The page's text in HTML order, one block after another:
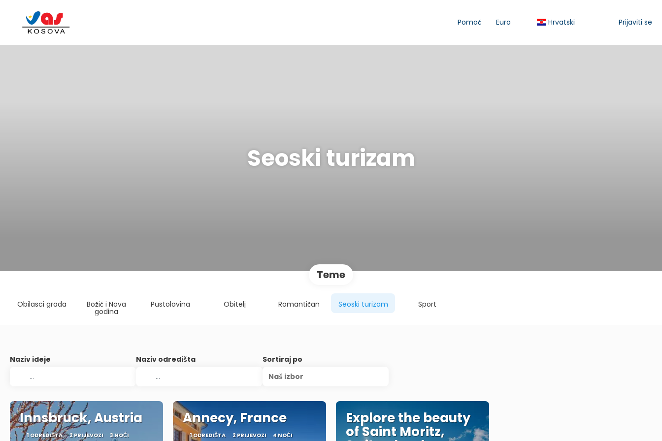
Pomoć Euro Hrvatski Prijaviti se
Seoski turizam
Teme
Obilasci grada Božić i Nova
godina
Pustolovina Obitelj Romantičan Seoski turizam Sport
Naziv ideje Naziv odredišta
Sortiraj po
Naš izbor
Innsbruck, Austria
1 ODREDIŠTA 2 PRIJEVOZI 3 NOĆI
Annecy, France
1 ODREDIŠTA 2 PRIJEVOZI 4 NOĆI
Explore the beauty
of Saint Moritz,